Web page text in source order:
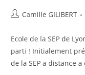
Auteur/autrice
publication :
Camille GILIBERT
Ecole de la SEP de
parti ! Initialement
de la SEP a distance